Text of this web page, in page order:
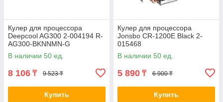
Кулер для процессора
Deepcool AG300 2-004194 R-
AG300-BKNNMN-G
В наличии 50 ед.
8 106 ₸ 9 523 ₸
Купить
Кулер для процессора
Jonsbo CR-1200E Black 2-
015468
В наличии 50 ед.
5 890 ₸ 6 900 ₸
Купить